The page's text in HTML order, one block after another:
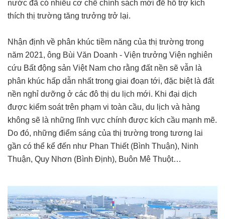
nước đã có nhiều cơ chế chính sách mới để hỗ trợ kích
thích thị trường tăng trưởng trở lại.
Nhận định về phân khúc tiềm năng của thị trường trong
năm 2021, ông Bùi Văn Doanh - Viện trưởng Viện nghiên
cứu Bất động sản Việt Nam cho rằng đất nền sẽ vẫn là
phân khúc hấp dẫn nhất trong giai đoạn tới, đặc biệt là đất
nền nghỉ dưỡng ở các đô thị du lịch mới. Khi đại dịch
được kiểm soát trên phạm vi toàn cầu, du lịch và hàng
không sẽ là những lĩnh vực chính được kích cầu mạnh mẽ.
Do đó, những điểm sáng của thị trường trong tương lai
gần có thể kể đến như Phan Thiết (Bình Thuận), Ninh
Thuận, Quy Nhơn (Bình Định), Buôn Mê Thuột…